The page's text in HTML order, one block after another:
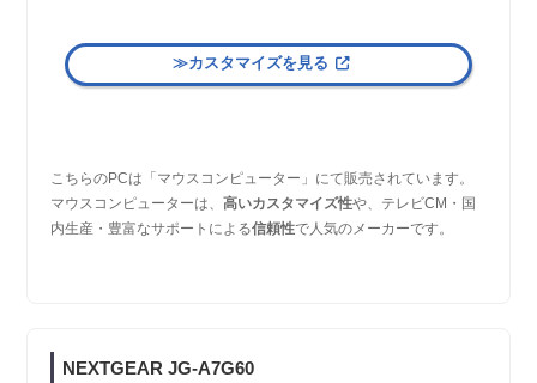
≫カスタマイズを見る
こちらのPCは「マウスコンピューター」にて販売されています。
マウスコンピューターは、高いカスタマイズ性や、テレビCM・国
内生産・豊富なサポートによる信頼性で人気のメーカーです。
NEXTGEAR JG-A7G60